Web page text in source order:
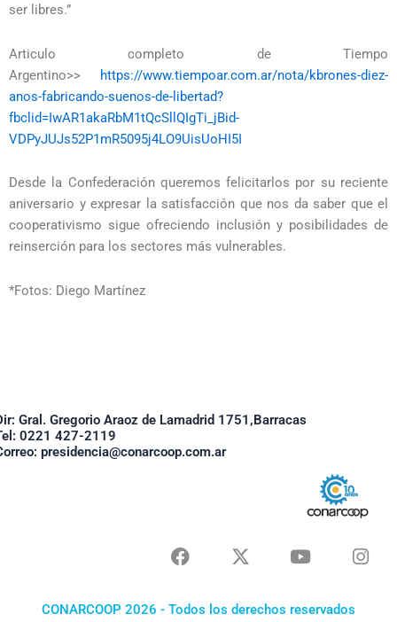
ser libres.”
Articulo completo de Tiempo
Argentino>>
https://www.tiempoar.com.ar/nota/kbrones-diez-
anos-fabricando-suenos-de-libertad?
fbclid=IwAR1akaRbM1tQcSllQIgTi_jBid-
VDPyJUJs52P1mR5095j4LO9UisUoHI5I
Desde la Confederación queremos felicitarlos por su reciente
aniversario y expresar la satisfacción que nos da saber que el
cooperativismo sigue ofreciendo inclusión y posibilidades de
reinserción para los sectores más vulnerables.
*Fotos: Diego Martínez
Gral. Gregorio Araoz de Lamadrid 1751,Barracas
0221 427-2119
presidencia@conarcoop.com.ar
F
a
e
X
-
w
Y
o
t
I
n
CONARCOOP 2026 - Todos los derechos reservados